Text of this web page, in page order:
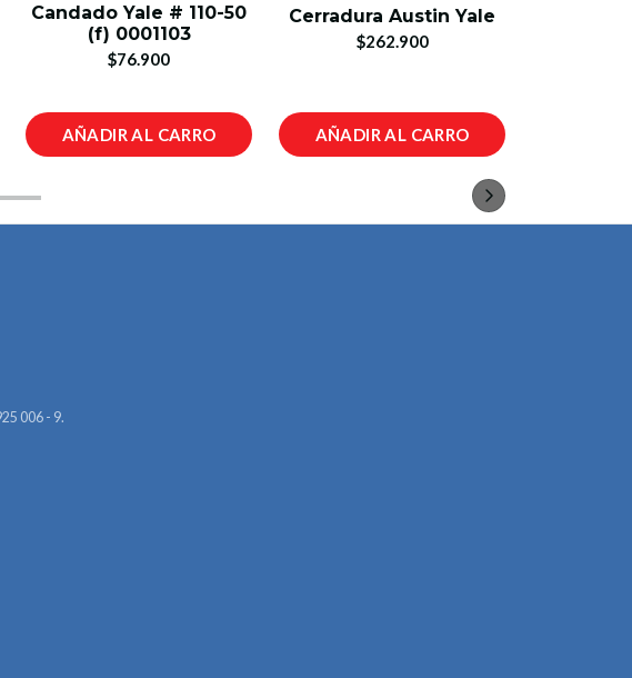
Candado Yale # 110-50
(f) 0001103
$76.900
AÑADIR AL CARRO
Cerradura Austin Yale
$262.900
AÑADIR AL CARRO
006 - 9.